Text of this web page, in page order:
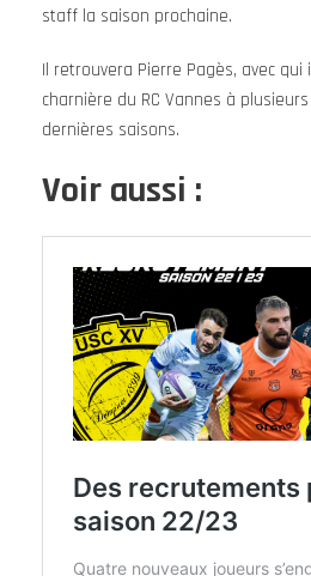
staff la saison prochaine.
Il retrouvera Pierre Pagès, avec qui
charnière du RC Vannes à
dernières saisons.
Voir aussi :